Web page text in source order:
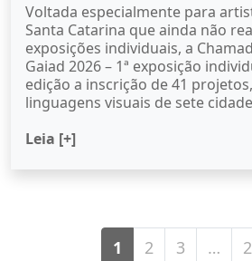
Voltada especialmente para
Santa Catarina que ainda não
exposições individuais, a
Gaiad 2026 – 1ª exposição
edição a inscrição de 41
linguagens visuais de sete
Leia [+]
1 2 3 …